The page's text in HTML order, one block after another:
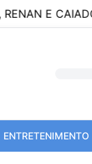
ENTRETENIMENTO